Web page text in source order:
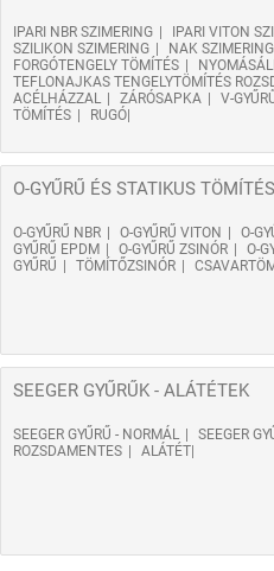
IPARI NBR SZIMERING IPARI VITON
SZILIKON SZIMERING
NAK SZIMERING
FORGÓTENGELY TÖMÍTÉS
TEFLONAJKAS TENGELYTÖMÍTÉS
ACÉLHÁZZAL
ZÁRÓSAPKA V-
TÖMÍTÉS
RUGÓ
O-GYŰRŰ ÉS STATIKUS TÖMÍTÉS
O-GYŰRŰ NBR O-GYŰRŰ VITON O-
GYŰRŰ EPDM
O-GYŰRŰ ZSINÓR O-
GYŰRŰ
TÖMÍTŐZSINÓR
SEEGER GYŰRŰK - ALÁTÉTEK
SEEGER GYŰRŰ - NORMÁL
SEEGER
ROZSDAMENTES
ALÁTÉT